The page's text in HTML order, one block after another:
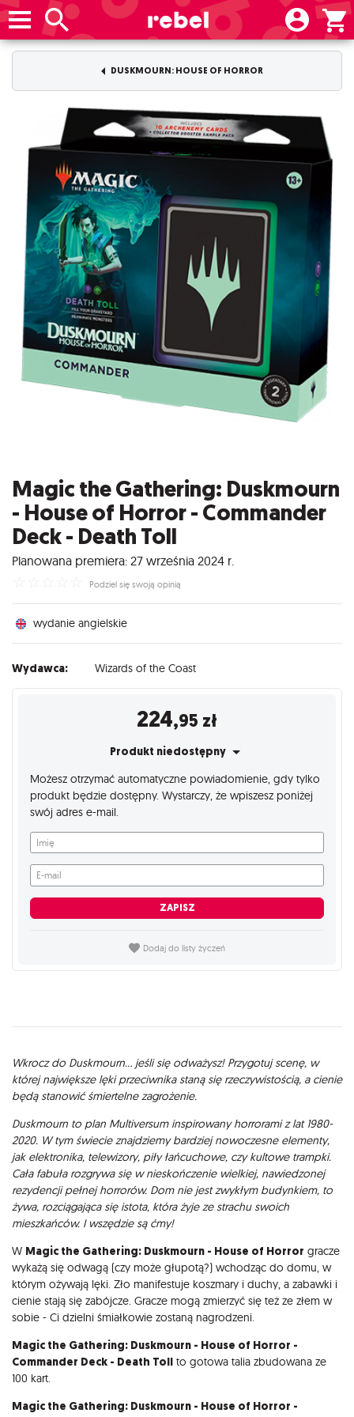
DUSKMOURN: HOUSE OF HORROR
Magic the Gathering: Duskmourn
- House of Horror - Commander
Deck - Death Toll
Planowana premiera: 27 września 2024 r.
Podziel się swoją opinią
wydanie angielskie
Wydawca: Wizards of the Coast
224,95 zł
Produkt niedostępny
Możesz otrzymać automatyczne powiadomienie, gdy tylko
produkt będzie dostępny. Wystarczy, że wpiszesz poniżej
swój adres e-mail.
Imię
E-mail
ZAPISZ
Dodaj do listy życzeń
Opis
Wkrocz do Duskmourn... jeśli się odważysz! Przygotuj scenę, w
której największe lęki przeciwnika staną się rzeczywistością, a cienie
będą stanowić śmiertelne zagrożenie.
Duskmourn to plan Multiversum inspirowany horrorami z lat 1980-
2020. W tym świecie znajdziemy bardziej nowoczesne elementy,
jak elektronika, telewizory, piły łańcuchowe, czy kultowe trampki.
Cała fabuła rozgrywa się w nieskończenie wielkiej, nawiedzonej
rezydencji pełnej horrorów. Dom nie jest zwykłym budynkiem, to
żywa, rozciągająca się istota, która żyje ze strachu swoich
mieszkańców. I wszędzie są ćmy!
W Magic the Gathering: Duskmourn - House of Horror gracze
wykażą się odwagą (czy może głupotą?) wchodząc do domu, w
którym ożywają lęki. Zło manifestuje koszmary i duchy, a zabawki i
cienie stają się zabójcze. Gracze mogą zmierzyć się też ze złem w
sobie - Ci dzielni śmiałkowie zostaną nagrodzeni.
Magic the Gathering: Duskmourn - House of Horror -
Commander Deck - Death Toll to gotowa talia zbudowana ze
100 kart.
Magic the Gathering: Duskmourn - House of Horror -